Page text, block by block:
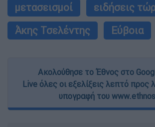
μετασεισμοί
ειδήσεις
Άκης Τσελέντης
Εύβοια
Ακολούθησε το Έθνος στο
Live όλες οι εξελίξεις λεπτό προς
υπογραφή του